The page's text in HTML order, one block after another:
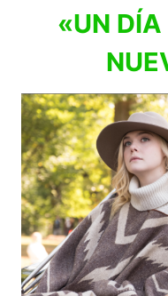
«UN DÍA